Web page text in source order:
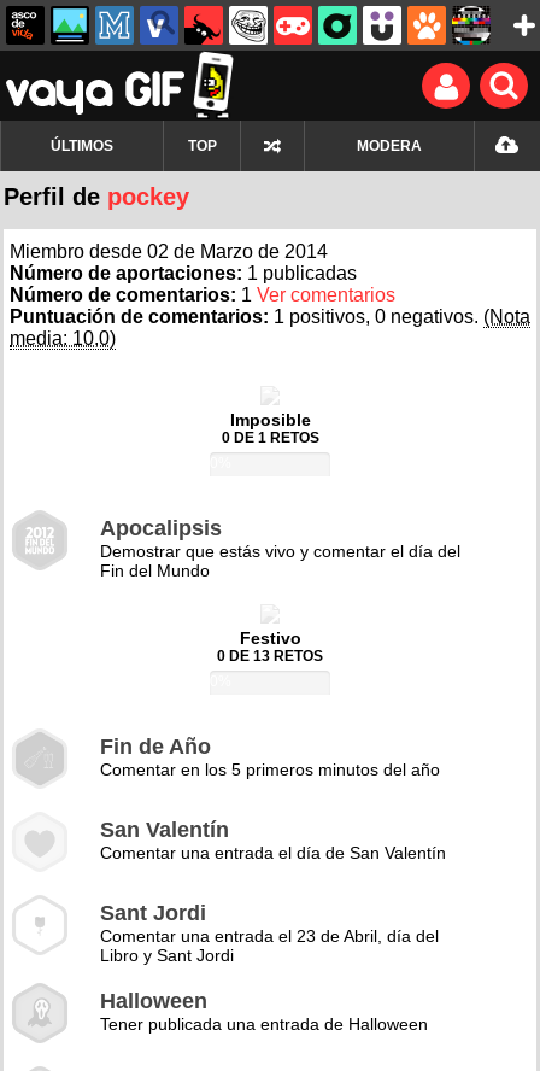
ÚLTIMOS TOP MODERA
Perfil de pockey
Miembro desde 02 de Marzo de 2014
Número de aportaciones: 1 publicadas
Número de comentarios: 1 Ver comentarios
Puntuación de comentarios: 1 positivos, 0 negativos. (Nota
media: 10,0)
Imposible
0 DE 1 RETOS
Apocalipsis
Demostrar que estás vivo y comentar el día del
Fin del Mundo
Festivo
0 DE 13 RETOS
Fin de Año
Comentar en los 5 primeros minutos del año
San Valentín
Comentar una entrada el día de San Valentín
Sant Jordi
Comentar una entrada el 23 de Abril, día del
Libro y Sant Jordi
Halloween
Tener publicada una entrada de Halloween